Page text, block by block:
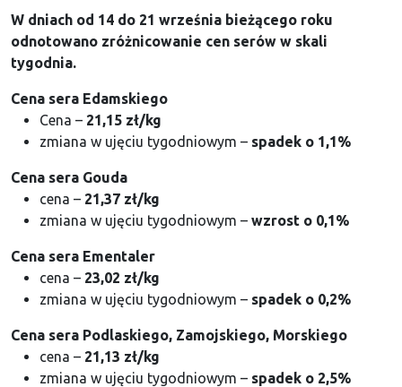
W dniach od 14 do 21 września bieżącego roku
odnotowano zróżnicowanie cen serów w skali
tygodnia.
Cena sera Edamskiego
Cena – 21,15 zł/kg
zmiana w ujęciu tygodniowym – spadek o 1,1%
Cena sera Gouda
cena – 21,37 zł/kg
zmiana w ujęciu tygodniowym – wzrost o 0,1%
Cena sera Ementaler
cena – 23,02 zł/kg
zmiana w ujęciu tygodniowym – spadek o 0,2%
Cena sera Podlaskiego, Zamojskiego, Morskiego
cena – 21,13 zł/kg
zmiana w ujęciu tygodniowym – spadek o 2,5%